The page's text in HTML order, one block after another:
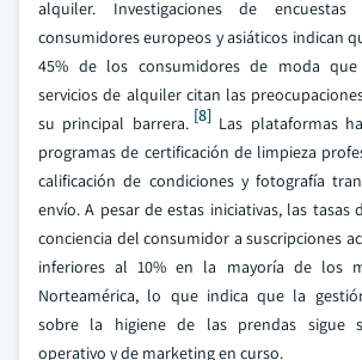
alquiler. Investigaciones de
consumidores europeos y asiáticos indican
45% de los consumidores de moda
servicios de alquiler citan las
su principal barrera. [8]Las plataformas
programas de certificación de limpieza
calificación de condiciones y fotografía
envío. A pesar de estas iniciativas, las tasas
conciencia del consumidor a suscripciones
inferiores al 10% en la mayoría de los
Norteamérica, lo que indica que la
sobre la higiene de las prendas sigue
operativo y de marketing en curso.